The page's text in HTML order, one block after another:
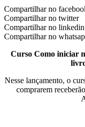
Compartilhar no
Compartilhar no twitter
Compartilhar no linkedin
Compartilhar no
Curso Como iniciar
Nesse lançamento, o
comprarem